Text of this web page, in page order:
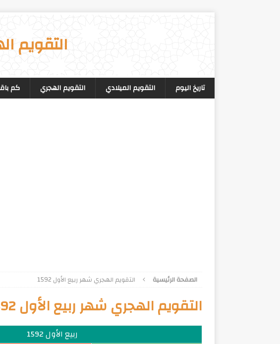
التقويم
تاريخ اليوم التقويم الميلادي التقويم الهجري كم
الصفحة الرئيسية التقويم الهجري شهر ربيع الأول 1592
التقويم الهجري شهر ربيع الأول 1592
ربيع الأول 1592